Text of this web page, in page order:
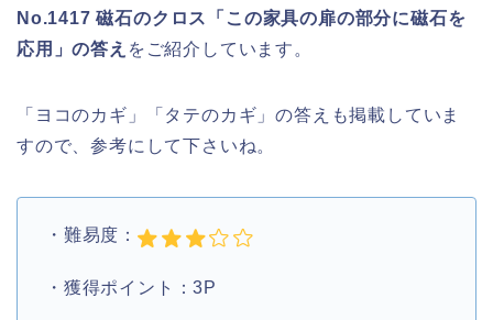
No.1417 磁石のクロス「この家具の扉の部分に磁石を
応用」の答え をご紹介しています。
「ヨコのカギ」「タテのカギ」の答えも掲載していま
すので、参考にして下さいね。
・難易度：
・獲得ポイント：3P